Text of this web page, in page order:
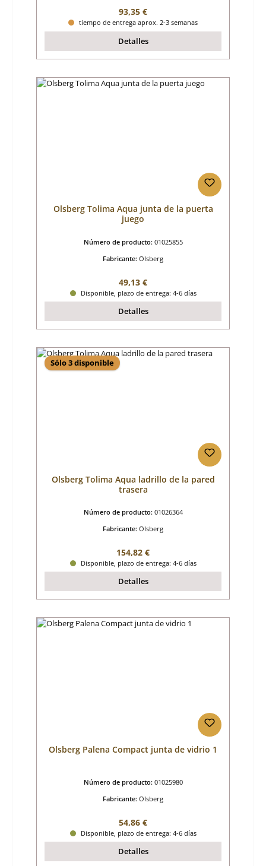
Precio normal:
93,35 €
tiempo de entrega aprox. 2-3 semanas
Detalles
Olsberg Tolima Aqua junta de la puerta
juego
Número de producto: 01025855
Fabricante: Olsberg
Precio normal:
49,13 €
Disponible, plazo de entrega: 4-6 días
Detalles
Sólo 3 disponible
Olsberg Tolima Aqua ladrillo de la pared
trasera
Número de producto: 01026364
Fabricante: Olsberg
Precio normal:
154,82 €
Disponible, plazo de entrega: 4-6 días
Detalles
Olsberg Palena Compact junta de vidrio 1
Número de producto: 01025980
Fabricante: Olsberg
Precio normal:
54,86 €
Disponible, plazo de entrega: 4-6 días
Detalles